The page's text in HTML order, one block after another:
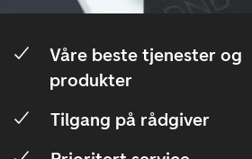
Våre beste tjenester og
produkter
Tilgang på rådgiver